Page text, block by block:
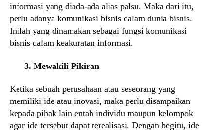
informasi yang diada-ada alias palsu. Maka dari itu,
perlu adanya komunikasi bisnis dalam dunia bisnis.
Inilah yang dinamakan sebagai fungsi komunikasi
bisnis dalam keakuratan informasi.
3. Mewakili Pikiran
Ketika sebuah perusahaan atau seseorang yang
memiliki ide atau inovasi, maka perlu disampaikan
kepada pihak lain entah individu maupun kelompok
agar ide tersebut dapat terealisasi. Dengan begitu, ide